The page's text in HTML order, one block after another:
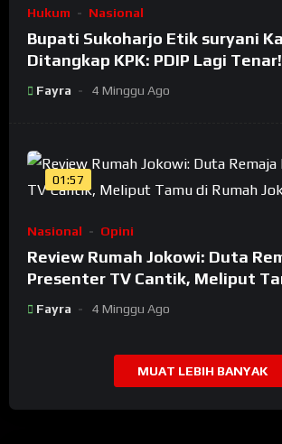
Hukum Nasional
Bupati Sukoharjo Etik suryani
Ditangkap KPK: PDIP Lagi
Banyak Jadi Maling
Fayra 4 Minggu Ago
01:57
Nasional Opini
Review Rumah Jokowi: Duta
Presenter TV Cantik, Meliput
Rumah Jokowi
Fayra 4 Minggu Ago
MUAT LEBIH BANYAK